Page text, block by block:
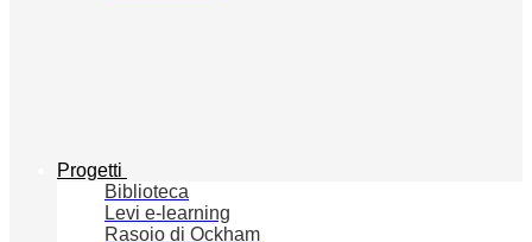
Progetti
Biblioteca
Levi e-learning
Rasoio di Ockham